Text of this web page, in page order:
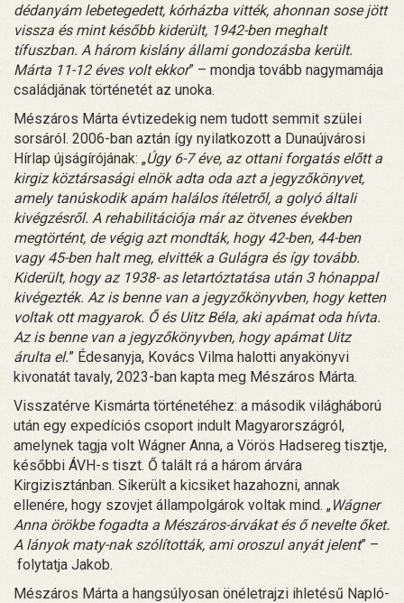
dédanyám lebetegedett, kórházba vitték, ahonnan sose jött
vissza és mint később kiderült, 1942-ben meghalt
tífuszban. A három kislány állami gondozásba került.
Márta 11-12 éves volt ekkor” – mondja tovább nagymamája
családjának történetét az unoka.
Mészáros Márta évtizedekig nem tudott semmit szülei
sorsáról. 2006-ban aztán így nyilatkozott a Dunaújvárosi
Hírlap újságírójának: „Úgy 6-7 éve, az ottani forgatás előtt a
kirgiz köztársasági elnök adta oda azt a jegyzőkönyvet,
amely tanúskodik apám halálos ítéletről, a golyó általi
kivégzésről. A rehabilitációja már az ötvenes években
megtörtént, de végig azt mondták, hogy 42-ben, 44-ben
vagy 45-ben halt meg, elvitték a Gulágra és így tovább.
Kiderült, hogy az 1938- as letartóztatása után 3 hónappal
kivégezték. Az is benne van a jegyzőkönyvben, hogy ketten
voltak ott magyarok. Ő és Uitz Béla, aki apámat oda hívta.
Az is benne van a jegyzőkönyvben, hogy apámat Uitz
árulta el.” Édesanyja, Kovács Vilma halotti anyakönyvi
kivonatát tavaly, 2023-ban kapta meg Mészáros Márta.
Visszatérve Kismárta történetéhez: a második világháború
után egy expedíciós csoport indult Magyarországról,
amelynek tagja volt Wágner Anna, a Vörös Hadsereg tisztje,
későbbi ÁVH-s tiszt. Ő talált rá a három árvára
Kirgizisztánban. Sikerült a kicsiket hazahozni, annak
ellenére, hogy szovjet állampolgárok voltak mind. „Wágner
Anna örökbe fogadta a Mészáros-árvákat és ő nevelte őket.
A lányok maty-nak szólították, ami oroszul anyát jelent” –
folytatja Jakob.
Mészáros Márta a hangsúlyosan önéletrajzi ihletésű Napló-